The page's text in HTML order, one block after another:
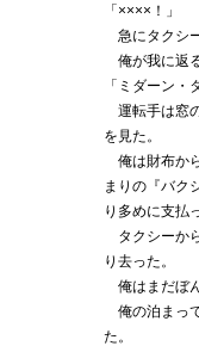
「××××！」
急にタクシ
俺が我に返
「ミダーン・
運転手は窓
を見た。
俺は財布か
まりの『バク
り多めに支払
タクシーか
り去った。
俺はまだぼ
俺の泊まっ
た。